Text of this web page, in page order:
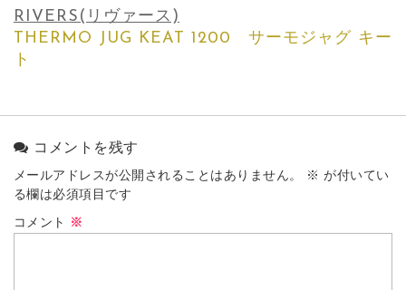
RIVERS(リヴァース)
THERMO JUG KEAT 1200 サーモジャグ キー
ト
コメントを残す
メールアドレスが公開されることはありません。 ※ が付いてい
る欄は必須項目です
コメント ※